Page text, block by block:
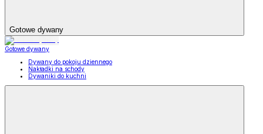
Gotowe dywany
Gotowe dywany
Dywany do pokoju dziennego
Nakładki na schody
Dywaniki do kuchni